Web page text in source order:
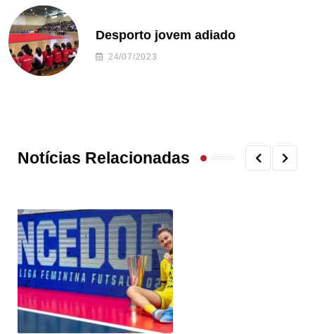
Desporto jovem adiado
24/07/2023
Notícias Relacionadas